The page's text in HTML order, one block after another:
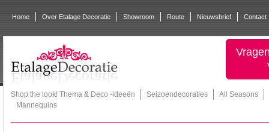
Home Over Etalage Decoratie Showroom Route Nieuwsbrief Contact
Shop the look! Thema & Deco -ideeën Seizoendecoraties
All Seasons
Mannequins